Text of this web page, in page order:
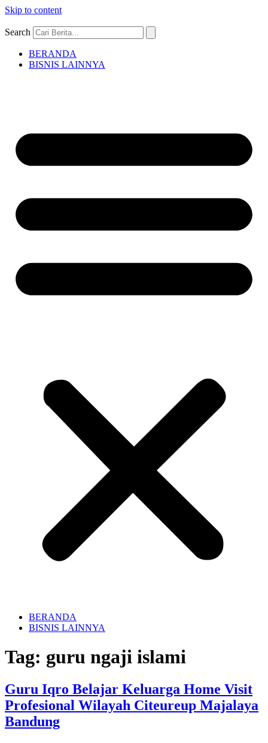
Skip to content
Search
BERANDA
BISNIS LAINNYA
BERANDA
BISNIS LAINNYA
Tag: guru ngaji islami
Guru Iqro Belajar Keluarga Home Visit
Profesional Wilayah Citeureup Majalaya
Bandung